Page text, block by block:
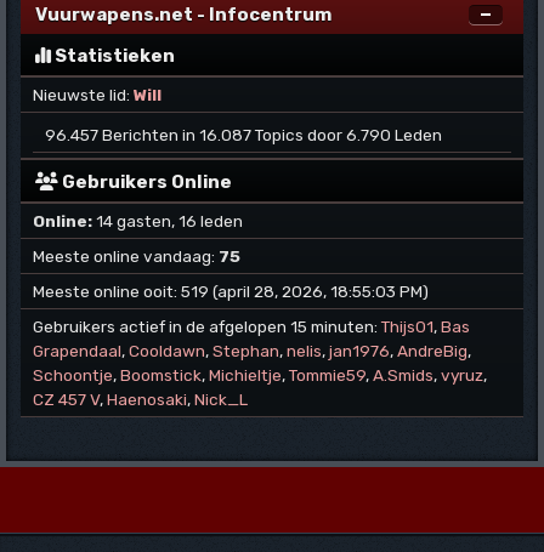
Vuurwapens.net - Infocentrum
Statistieken
Nieuwste lid: Will
96.457 Berichten in 16.087 Topics door 6.790 Leden
Gebruikers Online
Online:14 gasten, 16 leden
Meeste online vandaag: 75
Meeste online ooit: 519 (april 28, 2026, 18:55:03 PM)
Gebruikers actief in de afgelopen 15 minuten:Thijs01,Bas
Grapendaal,Cooldawn,Stephan,nelis,jan1976,AndreBig,
Schoontje,Boomstick,Michieltje,Tommie59,A.Smids,vyruz,
CZ 457 V,Haenosaki,Nick_L